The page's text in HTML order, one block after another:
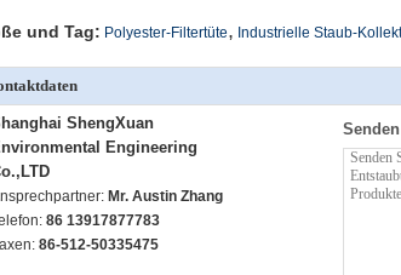
und Tag: Polyester-Filtertüte, Industrielle Staub-
ShengXuan
Engineering
Mr. Austin Zhang
86 13917877783
86-512-50335475